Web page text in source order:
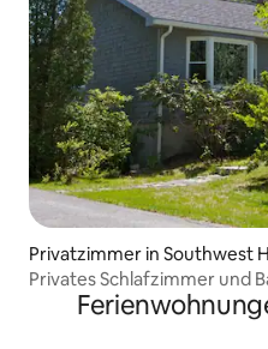
Privatzimmer in Southwest
Privates Schlafzimmer und